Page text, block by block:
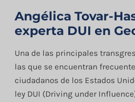
Angélica Tovar-
experta DUI en
Una de las principales
las que se encuentran
ciudadanos de los Estados
ley DUI (Driving under